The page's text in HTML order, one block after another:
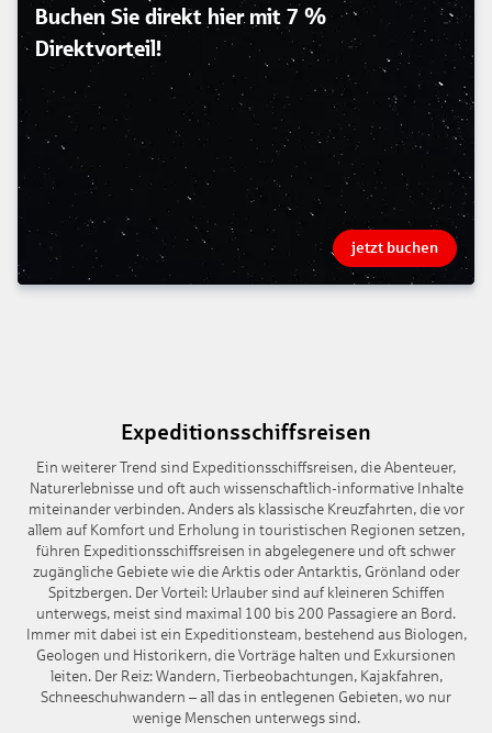
Buchen Sie direkt hier mit 7 %
Direktvorteil!
jetzt buchen
Expeditionsschiffsreisen
Ein weiterer Trend sind Expeditionsschiffsreisen, die Abenteuer,
Naturerlebnisse und oft auch wissenschaftlich-informative Inhalte
miteinander verbinden. Anders als klassische Kreuzfahrten, die vor
allem auf Komfort und Erholung in touristischen Regionen setzen,
führen Expeditionsschiffsreisen in abgelegenere und oft schwer
zugängliche Gebiete wie die Arktis oder Antarktis, Grönland oder
Spitzbergen. Der Vorteil: Urlauber sind auf kleineren Schiffen
unterwegs, meist sind maximal 100 bis 200 Passagiere an Bord.
Immer mit dabei ist ein Expeditionsteam, bestehend aus Biologen,
Geologen und Historikern, die Vorträge halten und Exkursionen
leiten. Der Reiz: Wandern, Tierbeobachtungen, Kajakfahren,
Schneeschuhwandern – all das in entlegenen Gebieten, wo nur
wenige Menschen unterwegs sind.